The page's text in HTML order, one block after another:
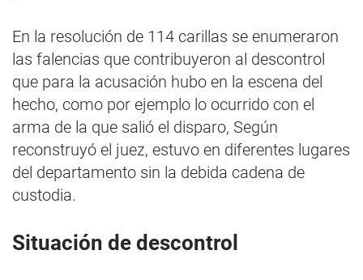
En la resolución de 114 carillas se enumeraron
las falencias que contribuyeron al descontrol
que para la acusación hubo en la escena del
hecho, como por ejemplo lo ocurrido con el
arma de la que salió el disparo, Según
reconstruyó el juez, estuvo en diferentes lugares
del departamento sin la debida cadena de
custodia.
Situación de descontrol